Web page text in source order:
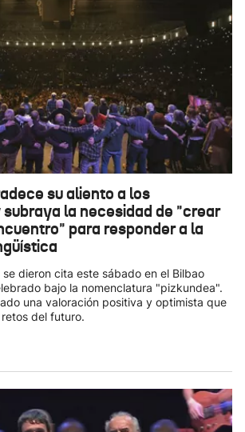
su aliento a los
la necesidad de "crear
para responder a la
dieron cita este sábado en el Bilbao
bajo la nomenclatura "pizkundea".
una valoración positiva y optimista que
del futuro.